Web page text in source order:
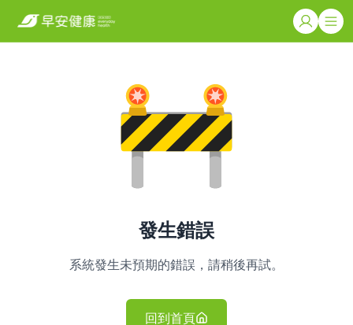
發生錯誤
系統發生未預期的錯誤，請稍後再試。
回到首頁